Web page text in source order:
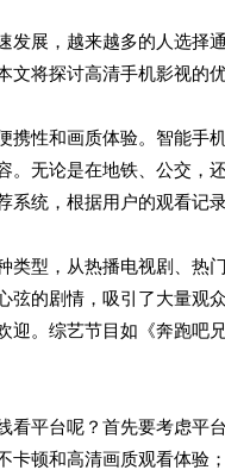
发展，越来越多的人选
文将探讨高清手机影视的
携性和画质体验。智能手
。无论是在地铁、公交
系统，根据用户的观看记
类型，从热播电视剧、热
弦的剧情，吸引了大量
迎。综艺节目如《奔跑吧
看平台呢？首先要考虑平
卡顿和高清画质观看体